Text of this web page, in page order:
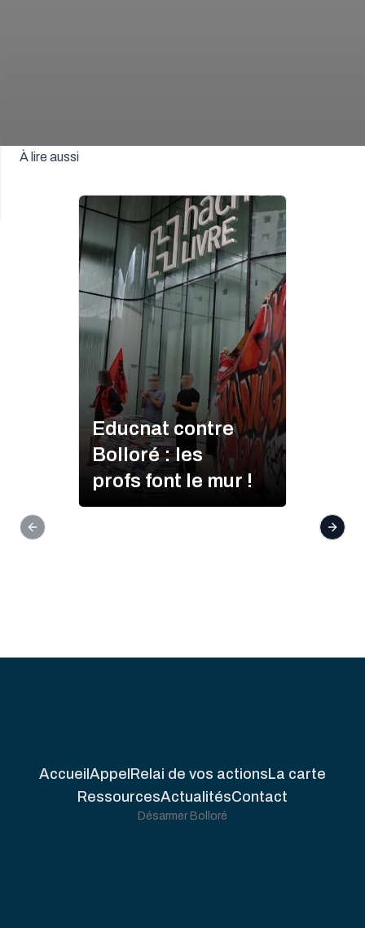
À lire aussi
Educnat contre
Bolloré : les
profs font le mur !
Previous slide Next
Accueil Appel Relai de vos actions La carte
RessourcesActualitésContact
Désarmer Bolloré